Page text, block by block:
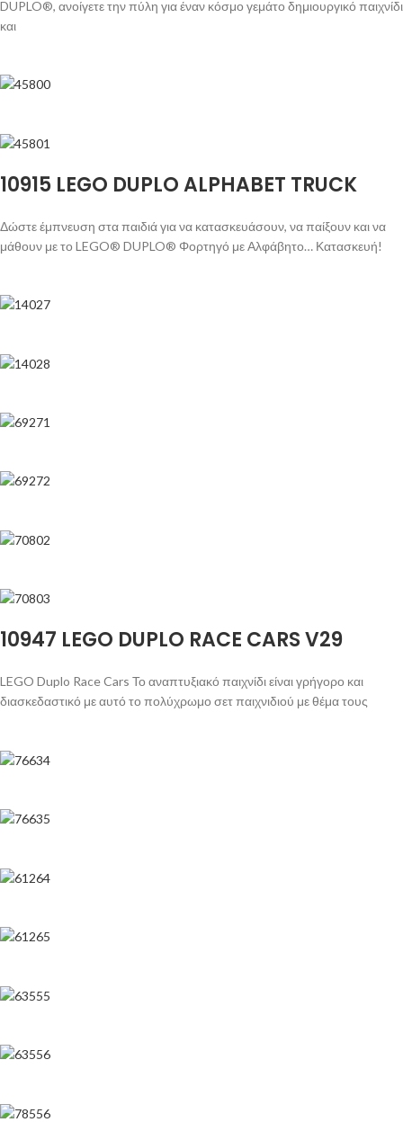
DUPLO®, ανοίγετε την πύλη για έναν κόσμο γεμάτο δημιουργικό παιχνίδι
και
10915 LEGO DUPLO ALPHABET TRUCK
Δώστε έμπνευση στα παιδιά για να κατασκευάσουν, να παίξουν και να
μάθουν με το LEGO® DUPLO® Φορτηγό με Αλφάβητο… Κατασκευή!
10947 LEGO DUPLO RACE CARS V29
LEGO Duplo Race Cars Το αναπτυξιακό παιχνίδι είναι γρήγορο και
διασκεδαστικό με αυτό το πολύχρωμο σετ παιχνιδιού με θέμα τους